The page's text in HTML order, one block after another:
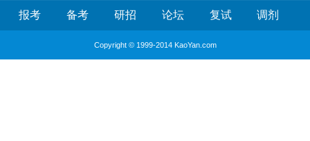
报考 备考 研招 论坛 复试 调剂
Copyright © 1999-2014 KaoYan.com